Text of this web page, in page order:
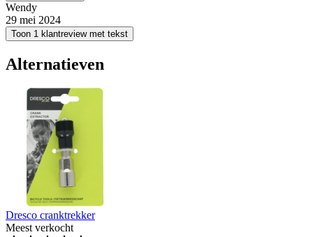
Wendy
29 mei 2024
Toon 1 klantreview met tekst
Alternatieven
Dresco cranktrekker
Meest verkocht